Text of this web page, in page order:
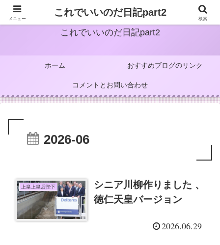
これでいいのだ日記part2
ホーム おすすめブログのリンク
コメントとお問い合わせ
2026-06
上皇上皇后陛下
シニア川柳作りました 、
徳仁天皇バージョン
2026.06.29
メニュー
これでいいのだ日記part2
検索